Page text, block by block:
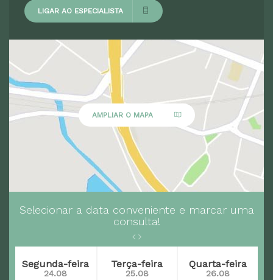
LIGAR AO ESPECIALISTA
AMPLIAR O MAPA
Selecionar a data conveniente e marcar uma
consulta!
Segunda-feira
24.08
Terça-feira
25.08
Quarta-feira
26.08